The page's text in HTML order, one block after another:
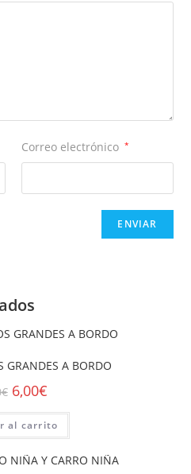
Correo electrónico *
GRANDES A BORDO
€ 6,00€
al carrito